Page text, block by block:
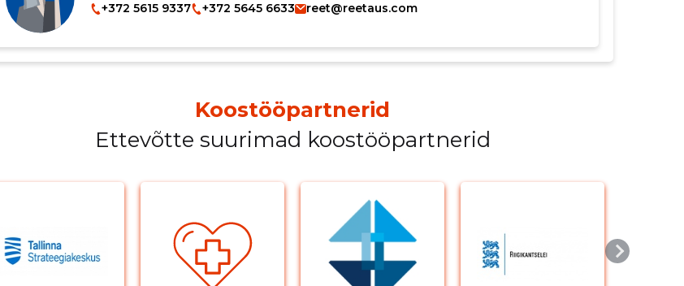
+372 5615 9337 +372 5645 6633 reet@reetaus.com
Koostööpartnerid
Ettevõtte suurimad koostööpartnerid